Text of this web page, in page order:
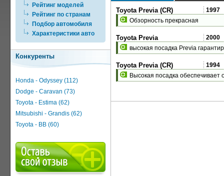
Рейтинг моделей
Рейтинг по странам
Подбор автомобиля
Характеристики авто
Конкуренты
Honda - Odyssey (112)
Dodge - Caravan (73)
Toyota - Estima (62)
Mitsubishi - Grandis (62)
Toyota - BB (60)
Toyota Previa (CR)
1997
Обзорность прекрасная
Toyota Previa
2000
высокая посадка Previa
Toyota Previa (CR)
1994
Высокая посадка обеспечивает